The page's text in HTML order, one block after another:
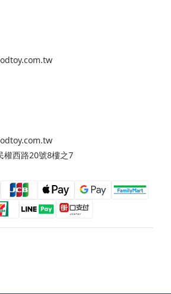
權西路20號8樓之7